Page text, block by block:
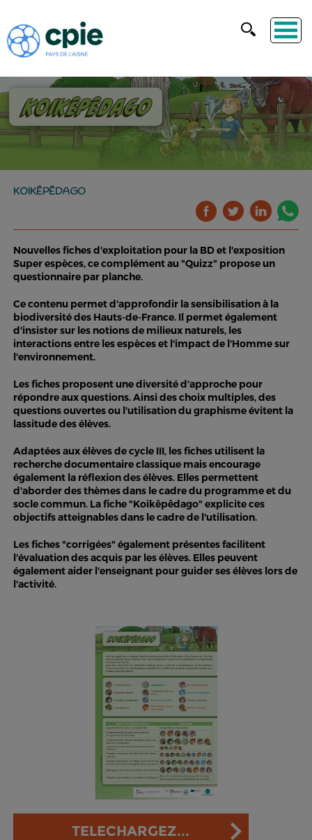
KOIKÊPÊDAGO
Nouvelles fiches d'exploitation pour la BD et l'exposition
Super espèces, ce complément au "Quizz" propose un
questionnaire par planche.
Ce contenu permet d'approfondir la sensibilisation à la
biodiversité des Hauts-de-France. Il permet également
d'insister sur les notions de milieux naturels, les
interactions entre les espèceset l'impact de l'Homme sur
l'environnement.
Les fiches proposentune diversité d'approchepour
répondre aux questions. Ainsi deschoix multiples, des
questions ouvertesou l'utilisation du graphismeévitent la
lassitude des élèves.
Adaptées aux élèves de cycle III, les fiches utilisent la
recherche documentaireclassique mais encourage
également la réflexiondes élèves. Elles permettent
d'aborder des thèmes dans le cadre du programme et du
socle commun. La fiche "Koikêpêdago" explicite ces
objectifs atteignables dans le cadre de l'utilisation.
Les fiches "corrigées" également présentes facilitent
l'évaluation des acquis par les élèves. Elles peuvent
également aider l'enseignant pour guider ses élèves lors de
l'activité.
TELECHARGEZ...